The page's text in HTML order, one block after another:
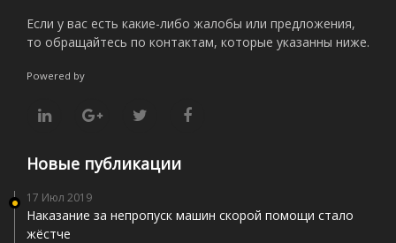
Если у вас есть какие-либо жалобы или предложения,
то обращайтесь по контактам, которые указанны ниже.
Powered by
Новые публикации
17 Июл 2019
Наказание за непропуск машин скорой помощи стало
жёстче